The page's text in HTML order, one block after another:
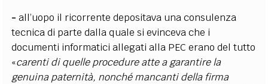
- all’uopo il ricorrente depositava una consulenza
tecnica di parte dalla quale si evinceva che i
documenti informatici allegati alla PEC erano del tutto
«carenti di quelle procedure atte a garantire la
genuina paternità, nonché mancanti della firma